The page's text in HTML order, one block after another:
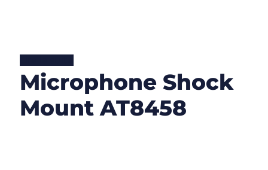
Microphone Shock
Mount AT8458